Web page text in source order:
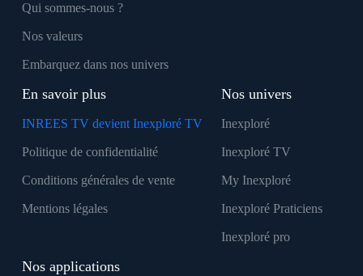
Qui sommes-nous ?
Nos valeurs
Embarquez dans nos univers
En savoir plus
INREES TV devient Inexploré TV
Politique de confidentialité
Conditions générales de vente
Mentions légales
Nos univers
Inexploré
Inexploré TV
My Inexploré
Inexploré Praticiens
Inexploré pro
Nos applications